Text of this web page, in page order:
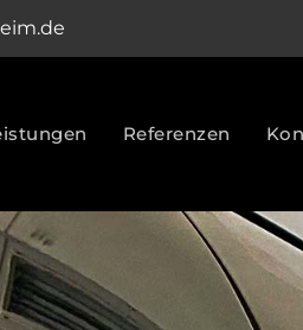
Referenzen